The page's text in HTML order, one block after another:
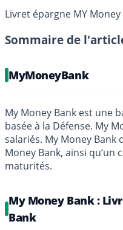
Livret épargne MY Money
Sommaire de
MyMoneyBank
My Money Bank est une
basée à la Défense. My
salariés. My Money Bank
Money Bank, ainsi
maturités.
My Money Bank :
Bank